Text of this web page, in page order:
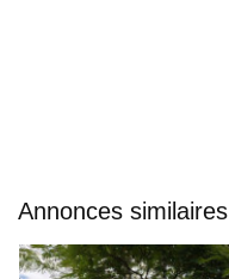
Annonces similaires